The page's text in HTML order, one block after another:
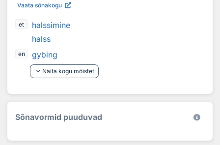
Vaata sõnakogu
et
halssimine
halss
en
gybing
keyboard_arrow_down Näita kogu mõistet
Sõnavormid puuduvad